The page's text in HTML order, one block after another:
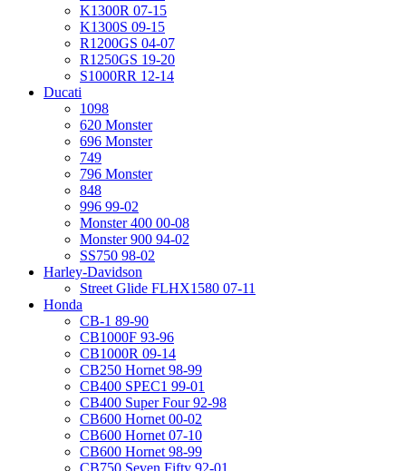
K1300R 07-15
K1300S 09-15
R1200GS 04-07
R1250GS 19-20
S1000RR 12-14
Ducati
1098
620 Monster
696 Monster
749
796 Monster
848
996 99-02
Monster 400 00-08
Monster 900 94-02
SS750 98-02
Harley-Davidson
Street Glide FLHX1580 07-11
Honda
CB-1 89-90
CB1000F 93-96
CB1000R 09-14
CB250 Hornet 98-99
CB400 SPEC1 99-01
CB400 Super Four 92-98
CB600 Hornet 00-02
CB600 Hornet 07-10
CB600 Hornet 98-99
CB750 Seven Fifty 92-01